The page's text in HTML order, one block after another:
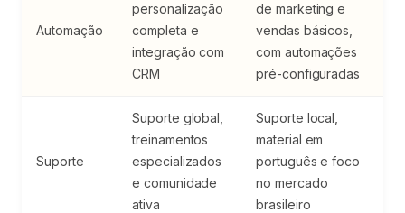
Automação
personalização
completa e
integração com
CRM
de marketing e
vendas básicos,
com automações
pré-configuradas
Suporte
Suporte global,
treinamentos
especializados
e comunidade
ativa
Suporte local,
material em
português e foco
no mercado
brasileiro